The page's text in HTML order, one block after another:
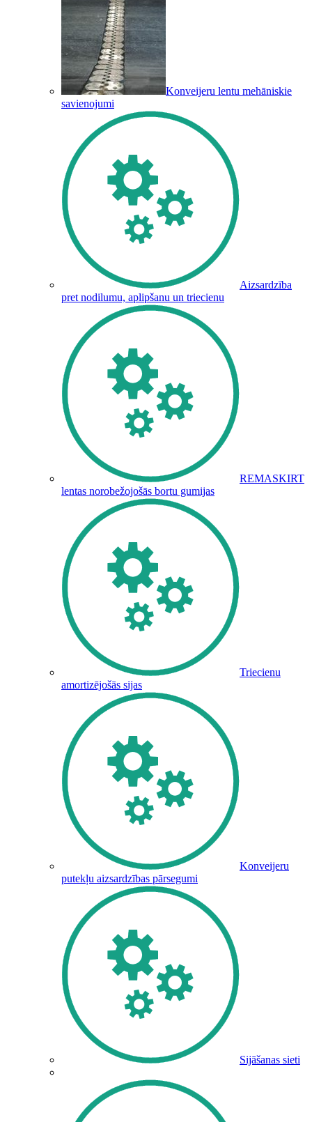
Konveijeru lentu mehāniskie
savienojumi
Aizsardzība
pret nodilumu, aplipšanu un triecienu
REMASKIRT
lentas norobežojošās bortu gumijas
Triecienu
amortizējošās sijas
Konveijeru
putekļu aizsardzības pārsegumi
Sijāšanas sieti